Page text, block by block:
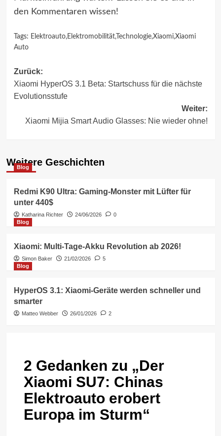
den Kommentaren wissen!
Tags: Elektroauto,Elektromobilität,Technologie,Xiaomi,Xiaomi
Auto
Beitragsnavigation
Zurück:
Xiaomi HyperOS 3.1 Beta: Startschuss für die nächste
Evolutionsstufe
Weiter:
Xiaomi Mijia Smart Audio Glasses: Nie wieder ohne!
Weitere Geschichten
Blog
Redmi K90 Ultra: Gaming-Monster mit Lüfter für
unter 440$
Katharina Richter 24/06/2026
0
Blog
Xiaomi: Multi-Tage-Akku Revolution ab 2026!
Simon Baker 21/02/2026
5
Blog
HyperOS 3.1: Xiaomi-Geräte werden schneller und
smarter
Matteo Webber 26/01/2026 2
2 Gedanken zu „Der
Xiaomi SU7: Chinas
Elektroauto erobert
Europa im Sturm“